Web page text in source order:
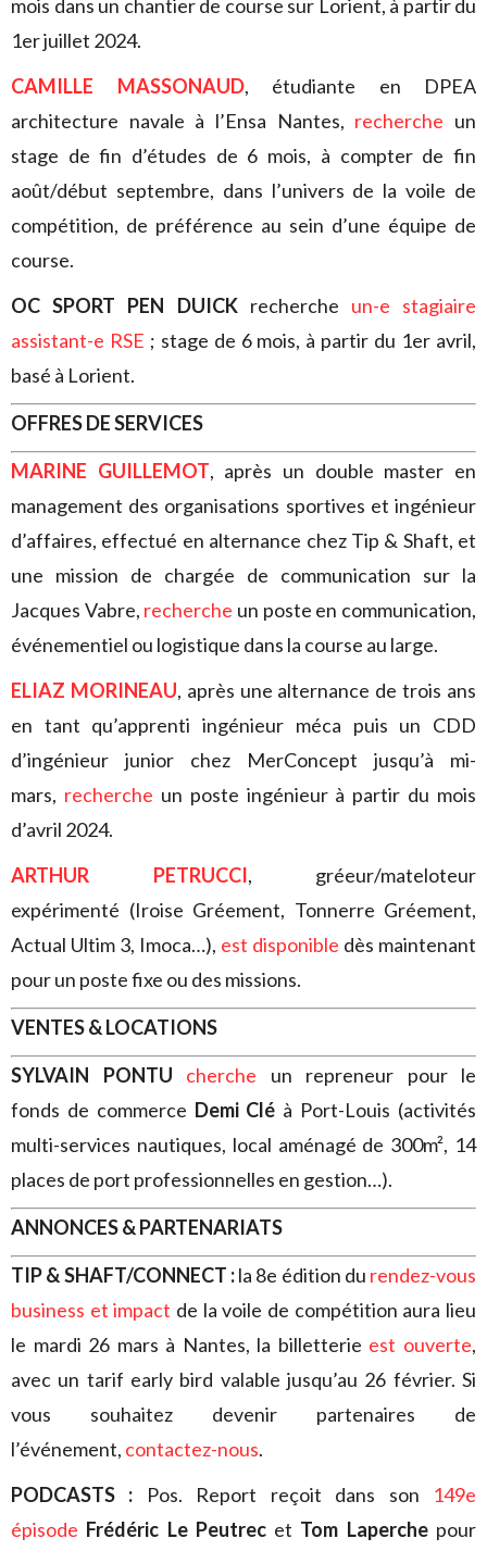
mois dans un chantier de course sur Lorient, à partir du
1er juillet 2024.
CAMILLE MASSONAUD, étudiante en DPEA
architecture navale à l’Ensa Nantes, recherche un
stage de fin d’études de 6 mois, à compter de fin
août/début septembre, dans l’univers de la voile de
compétition, de préférence au sein d’une équipe de
course.
OC SPORT PEN DUICKrecherche un-e stagiaire
assistant-e RSE ; stage de 6 mois, à partir du 1er avril,
basé à Lorient.
OFFRES DE SERVICES
MARINE GUILLEMOT, après un double master en
management des organisations sportives et ingénieur
d’affaires, effectué en alternance chez Tip & Shaft, et
une mission de chargée de communication sur la
Jacques Vabre, recherche un poste en communication,
événementiel ou logistique dans la course au large.
ELIAZ MORINEAU, après une alternance de trois ans
en tant qu’apprenti ingénieur méca puis un CDD
d’ingénieur junior chez MerConcept jusqu’à mi-
mars, recherche un poste ingénieur à partir du mois
d’avril 2024.
ARTHUR PETRUCCI, gréeur/mateloteur
expérimenté (Iroise Gréement, Tonnerre Gréement,
Actual Ultim 3, Imoca…), est disponible dès maintenant
pour un poste fixe ou des missions.
VENTES & LOCATIONS
SYLVAIN PONTU cherche un repreneur pour le
fonds de commerce Demi Clé à Port-Louis (activités
multi-services nautiques, local aménagé de 300m², 14
places de port professionnelles en gestion…).
ANNONCES & PARTENARIATS
TIP & SHAFT/CONNECT :la 8e édition du rendez-vous
business et impact de la voile de compétition aura lieu
le mardi 26 mars à Nantes, la billetterie est ouverte,
avec un tarif early bird valable jusqu’au 26 février. Si
vous souhaitez devenir partenaires de
l’événement, contactez-nous.
PODCASTS : Pos. Report reçoit dans son 149e
épisode Frédéric Le Peutrecet Tom Laperchepour